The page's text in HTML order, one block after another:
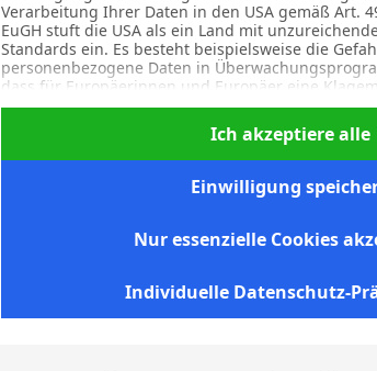
J. Martinez
Micha Sassie 19. April 2026 0
F. Maeso
Verarbeitung Ihrer Daten in den USA gemäß Art.
EuGH stuft die USA als ein Land mit
Standards ein. Es besteht beispielsweise die
personenbezogene Daten in
dass für Europäerinnen und Europäer eine
Im Folgenden finden Sie eine Liste der Zwecke
Speichern von oder Zugriff auf
Endgerät
Werbeleistung und der Performance
von Angeboten
Ich akzeptiere alle
Einwilligung
Nur essenzielle Cookies
Individuelle Datenschutz-